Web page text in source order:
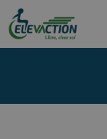
Aller
au
contenu